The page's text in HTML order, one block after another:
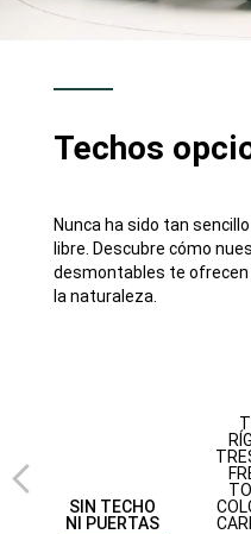
Techos
Nunca ha sido tan
libre. Descubre cómo
desmontables te ofrecen
la naturaleza.
SIN TECHO
NI PUERTAS